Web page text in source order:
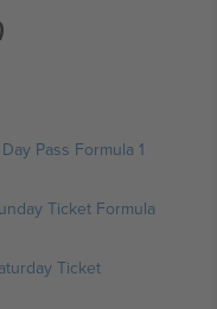
Pass Formula 1
Ticket Formula
Ticket